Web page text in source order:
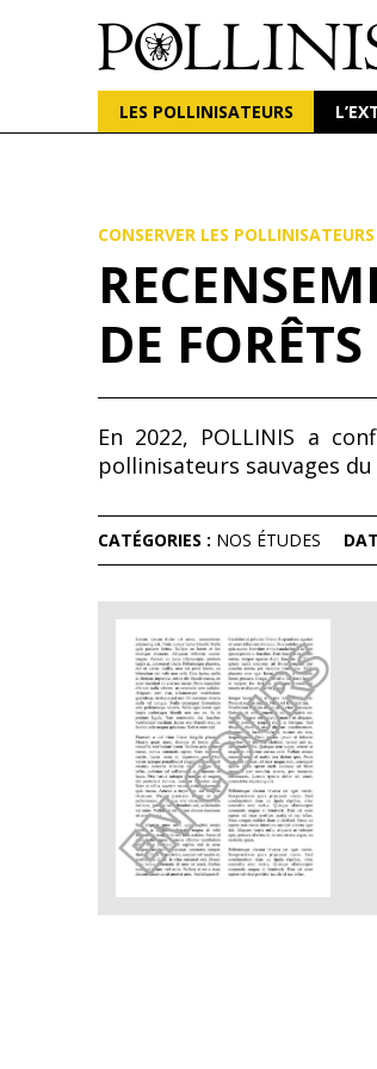
POLLINIS
LES POLLINISATEURS
CONSERVER LES POLLINISATEURS
DE FORÊTS
En 2022, POLLINIS a
pollinisateurs sauvages
CATÉGORIES : NOS ÉTUDES